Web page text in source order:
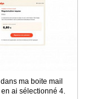
ma boite mail
ai sélectionné 4.